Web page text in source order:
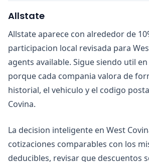
Allstate
Allstate aparece con alrededor de
participacion local revisada para
agents available. Sigue siendo util
porque cada compania valora de
historial, el vehiculo y el codigo
Covina.
La decision inteligente en West
cotizaciones comparables con los
deducibles, revisar que descuentos